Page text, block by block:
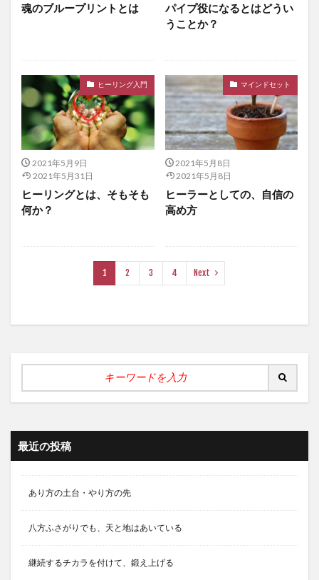
魂のブループリントとは
パイプ役になるとはどうい
うことか？
ヒーリング入門
2021年5月9日
2021年5月31日
ヒーリングとは、そもそも
何か？
マインドセット
2021年5月8日
2021年5月8日
ヒーラーとしての、自信の
高め方
1 2 3 4 Next
最近の投稿
あり方の土台・やり方の先
八方ふさがりでも、天と地はあいている
継続するチカラを付けて、鍛え上げる